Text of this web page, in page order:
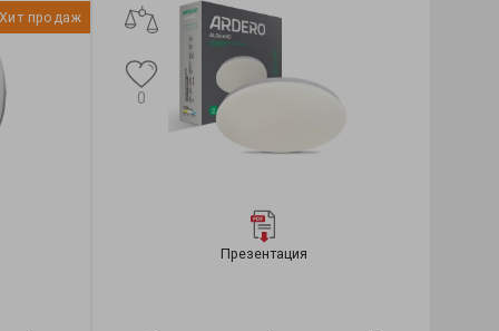
Хит продаж
Презентация
0